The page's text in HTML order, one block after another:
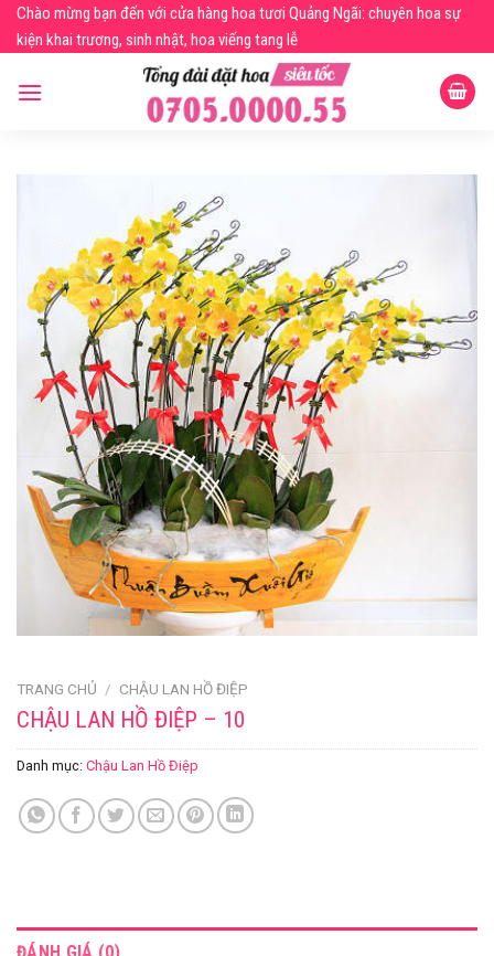
SkipChào mừng bạn đến với cửa hàng hoa tươi Quảng Ngãi: chuyên hoa sự
kiện khai trương, sinh nhật, hoa viếng tang lễ
TRANG CHỦ / CHẬU LAN HỒ ĐIỆP
CHẬU LAN HỒ ĐIỆP – 10
Danh mục: Chậu Lan Hồ Điệp
ĐÁNH GIÁ (0)